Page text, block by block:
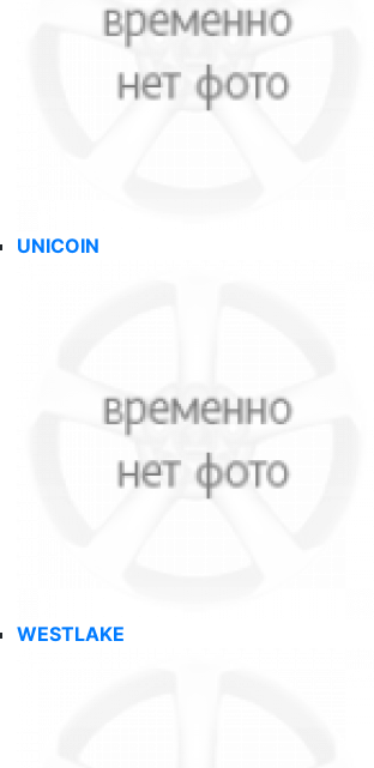
UNICOIN
WESTLAKE